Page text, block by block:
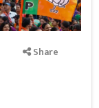
Share